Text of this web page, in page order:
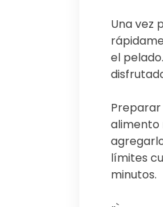
Una vez
el
alimento
límites
minutos.